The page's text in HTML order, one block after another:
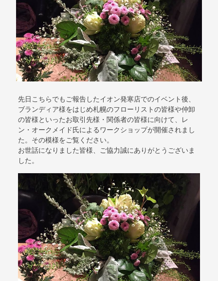
先日こちらでもご報告したイオン発寒店でのイベント後、
ブランディア様をはじめ札幌のフローリストの皆様や仲卸
の皆様といったお取引先様・関係者の皆様に向けて、レ
ン・オークメイド氏によるワークショップが開催されまし
た。その模様をご覧ください。
お世話になりました皆様、ご協力誠にありがとうございま
した。